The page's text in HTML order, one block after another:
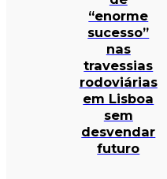
“enorme
sucesso”
nas
travessias
rodoviárias
em Lisboa
sem
desvendar
futuro